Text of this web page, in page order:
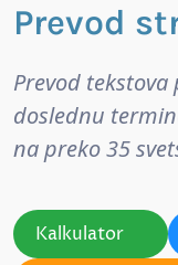
Prevod
Prevod
doslednu
na preko 35
Kalkulator